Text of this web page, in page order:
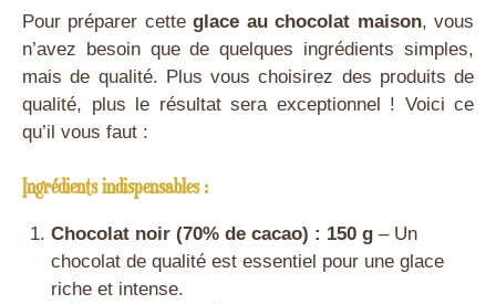
Pour préparer cetteglace au chocolat maison, vous
n’avez besoin que de quelques ingrédients simples,
mais de qualité. Plus vous choisirez des produits de
qualité, plus le résultat sera exceptionnel ! Voici ce
qu’il vous faut :
Ingrédients indispensables :
Chocolat noir (70% de cacao) : 150 g– Un
chocolat de qualité est essentiel pour une glace
riche et intense.